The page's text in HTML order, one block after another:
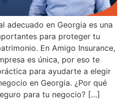
adecuado en Georgia es una
para proteger tu
En Amigo Insurance,
es única, por eso te
para ayudarte a elegir
en Georgia. ¿Por qué
para tu negocio? […]